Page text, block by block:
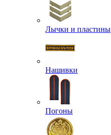
Лычки и пластины
Нашивки
Погоны